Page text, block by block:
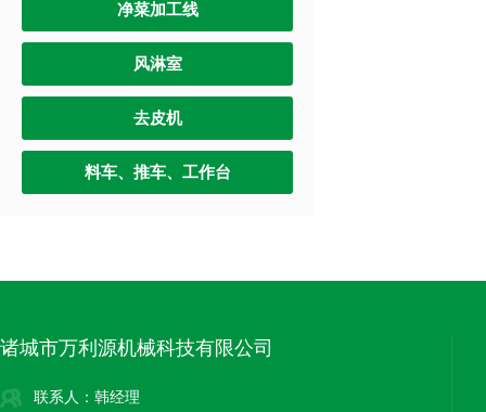
净菜加工线
风淋室
去皮机
料车、推车、工作台
诸城市万利源机械科技有限公司
联系人：韩经理